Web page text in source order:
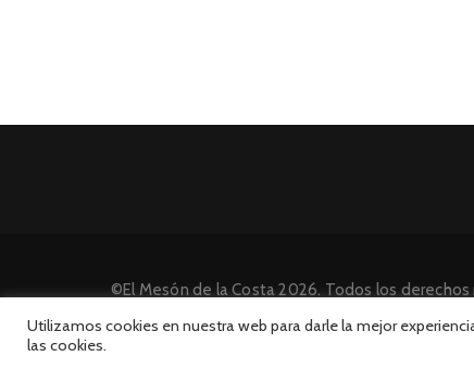
©El Mesón de la Costa 2026. Todos los derechos
Desarrollado por INFORmedia
Utilizamos cookies en nuestra web para darle la mejor
las cookies.